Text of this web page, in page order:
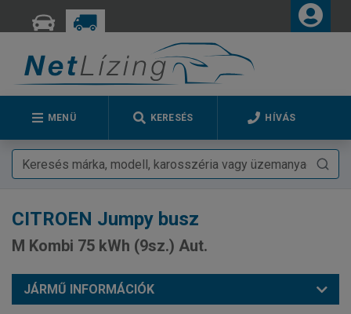
MENÜ KERESÉS HÍVÁS
CITROEN Jumpy busz
M Kombi 75 kWh (9sz.) Aut.
JÁRMŰ INFORMÁCIÓK